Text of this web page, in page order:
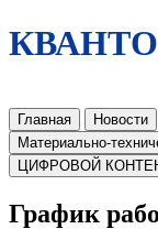
Главная Новости
Материально-
ЦИФРОВОЙ
График